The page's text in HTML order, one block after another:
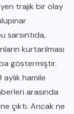
trajik bir olay
sarsıntıda,
kurtarılması
göstermiştir.
hamile
arasında
çıktı. Ancak ne